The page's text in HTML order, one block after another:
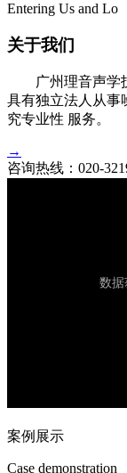
Entering Us and Lo
关于我们
广州理音声学技
具有独立法人从事
究专业性 服务。
→
咨询热线： 020-
案例展示
Case demonstration